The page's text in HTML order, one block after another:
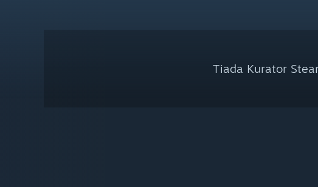
Tiada Kurator